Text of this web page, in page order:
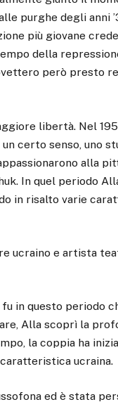
purghe degli anni
più giovane
della
però presto
libertà. Nel
certo senso, uno
alla
In quel periodo
in risalto varie
ucraino e artista
in questo periodo
Alla scoprì la
la coppia ha
ucraina.
ed è stata